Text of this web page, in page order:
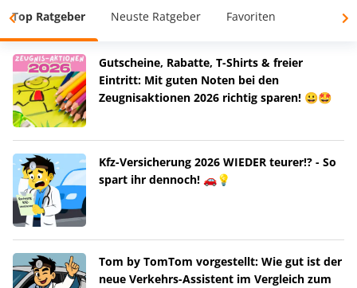
Top Ratgeber Neuste Ratgeber Favoriten
Gutscheine, Rabatte, T-Shirts & freier
Eintritt: Mit guten Noten bei den
Zeugnisaktionen 2026 richtig sparen! 😀🤩
Kfz-Versicherung 2026 WIEDER teurer!? - So
spart ihr dennoch! 🚗💡
Tom by TomTom vorgestellt: Wie gut ist der
neue Verkehrs-Assistent im Vergleich zum